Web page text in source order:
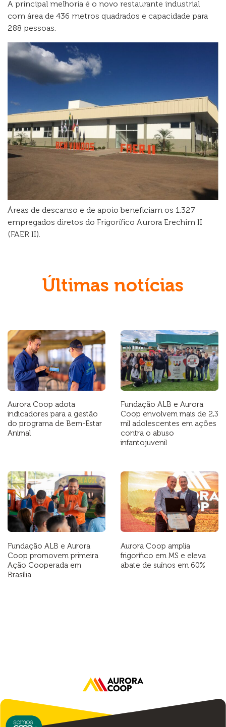
A principal melhoria é o novo restaurante industrial
com área de 436 metros quadrados e capacidade para
288 pessoas.
Áreas de descanso e de apoio beneficiam os 1.327
empregados diretos do Frigorífico Aurora Erechim II
(FAER II).
Últimas notícias
Aurora Coop adota
indicadores para a gestão
do programa de Bem-Estar
Animal
Fundação ALB e Aurora
Coop envolvem mais de 2,3
mil adolescentes em ações
contra o abuso
infantojuvenil
Fundação ALB e Aurora
Coop promovem primeira
Ação Cooperada em
Brasília
Aurora Coop amplia
frigorífico em MS e eleva
abate de suínos em 60%